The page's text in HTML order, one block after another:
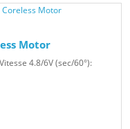
Motor
4.8/6V (sec/60°):